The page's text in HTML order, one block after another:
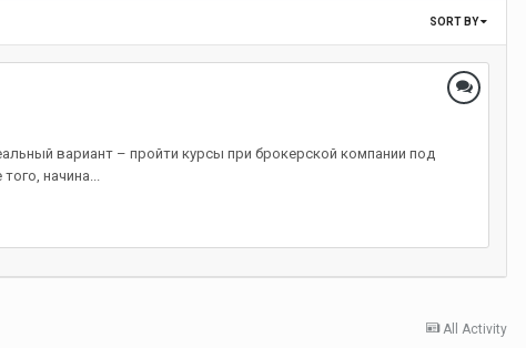
SORT BY
вариант – пройти курсы при брокерской компании под
начина...
All Activity